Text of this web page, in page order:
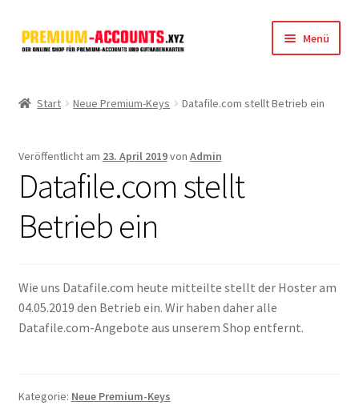
Zur
Navigation
Zum
Inhalt
Menü
FileFox.cc
Xubster
Start Neue Premium-Keys Datafile.com stellt Betrieb ein
Veröffentlicht am 23. April 2019von Admin
Datafile.com stellt
Betrieb ein
Wie uns Datafile.com heute mitteilte stellt der Hoster am
04.05.2019 den Betrieb ein. Wir haben daher alle
Datafile.com-Angebote aus unserem Shop entfernt.
Kategorie: Neue Premium-Keys